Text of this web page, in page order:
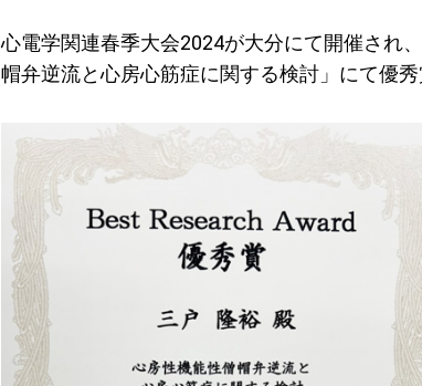
心電学関連春季大会2024が大分にて開催され
帽弁逆流と心房心筋症に関する検討」にて優秀